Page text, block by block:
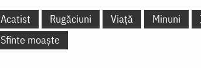
Acatist Rugăciuni Viață Minuni
Sfinte moaște